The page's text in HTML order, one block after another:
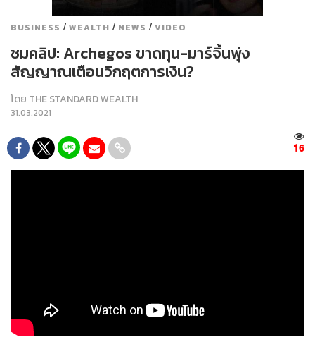
BUSINESS / WEALTH / NEWS / VIDEO
ชมคลิป: Archegos ขาดทุน-มาร์จิ้นพุ่ง
สัญญาณเตือนวิกฤตการเงิน?
โดย THE STANDARD WEALTH
31.03.2021
16